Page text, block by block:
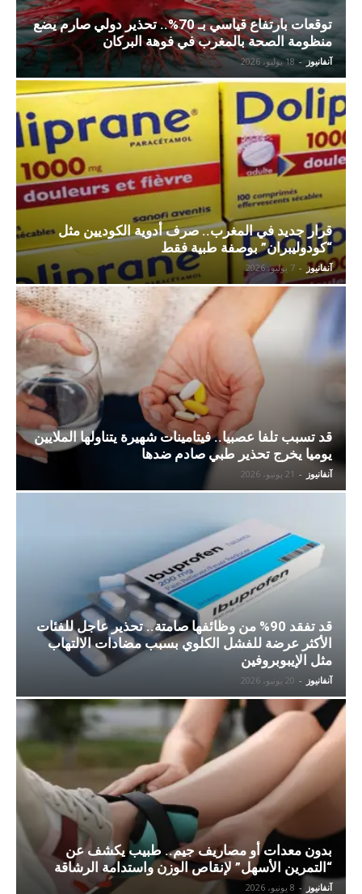
توقعات بارتفاع قياسي بـ 70%.. تحذير دولي صارم يضع
منظومة الصحة بالمغرب في فوهة البركان
آنفانيوز - 18 يوليو، 2026
قرار جديد في المغرب.. صرف أدوية الكوديين مثل
“كودوليبران” بوصفة طبية فقط
آنفانيوز - 7 يوليو، 2026
قد تسبب تلفا عصبيا.. فيتامينات شهيرة يتناولها الملايين
يوميا يخرج تحذير طبي صادم ضدها
آنفانيوز - 21 يونيو، 2026
قد تفقد 90% من وظائفها صامتة.. تحذير عاجل للفئات
الأكثر عرضة للفشل الكلوي بسبب مضادات الالتهاب
مثل الإيبوبروفين
آنفانيوز - 20 يونيو، 2026
بدون معدات أو مصاريف جيم.. طبيب يكشف عن
“التمرين الأسهل” لإنقاص الوزن واستدامة الرشاقة
آنفانيوز - 8 يونيو، 2026